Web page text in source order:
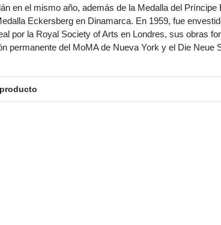
en el mismo año, además de la Medalla del Príncipe
Eckersberg en Dinamarca. En 1959, fue
por la Royal Society of Arts en Londres, sus obras
permanente del MoMA de Nueva York y el Die Neue